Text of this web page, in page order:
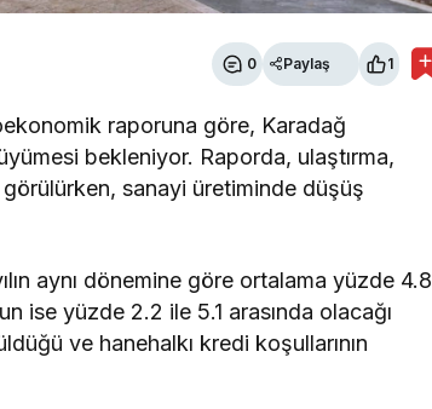
0 Paylaş 1
raporuna göre, Karadağ
bekleniyor. Raporda, ulaştırma,
sanayi üretiminde düşüş
aynı dönemine göre ortalama yüzde 4.8
ise yüzde 2.2 ile 5.1 arasında olacağı
ve hanehalkı kredi koşullarının